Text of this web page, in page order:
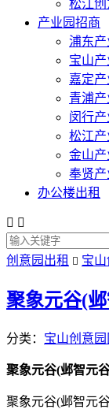
松江
产业园招商
浦东产
宝山产
嘉定产
青浦产
闵行产
松江产
金山产
奉贤产
办公楼出租
 
创意园出租  宝
聚象元谷(邺
分类： 宝山创意园
聚象元谷(邺智元
聚象元谷(邺智元